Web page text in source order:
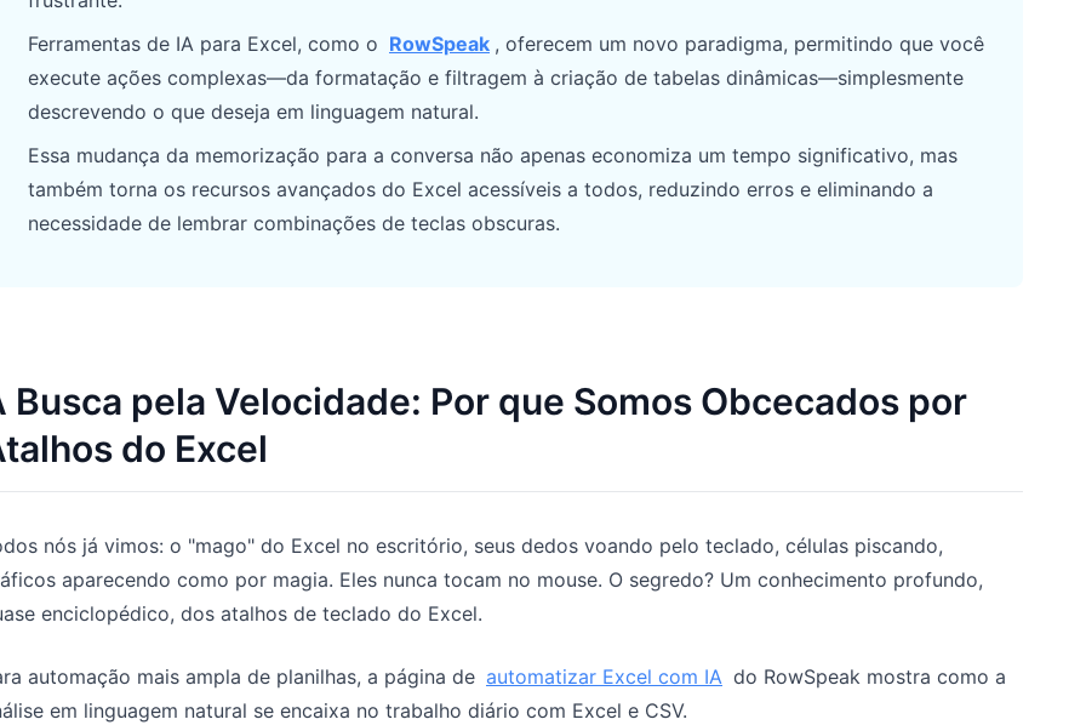
receita.
Projeto
Controle marcos, responsáveis,
entregas e estado.
Análises
limpeza de dados.
Comunidade
Participe das discussões, faça
perguntas e aprenda com outros
utilizadores.
Ferramentas de IA para Excel, como o RowSpeak , oferecem um novo paradigma, permitindo que você
execute ações complexas—da formatação e filtragem à criação de tabelas dinâmicas—simplesmente
descrevendo o que deseja em linguagem natural.
Essa mudança da memorização para a conversa não apenas economiza um tempo significativo, mas
também torna os recursos avançados do Excel acessíveis a todos, reduzindo erros e eliminando a
necessidade de lembrar combinações de teclas obscuras.
Busca pela Velocidade: Por que Somos Obcecados por
do Excel
nós já vimos: o "mago" do Excel no escritório, seus dedos voando pelo teclado, células piscando,
aparecendo como por magia. Eles nunca tocam no mouse. O segredo? Um conhecimento profundo,
enciclopédico, dos atalhos de teclado do Excel.
automação mais ampla de planilhas, a página de automatizar Excel com IA do RowSpeak mostra como a
em linguagem natural se encaixa no trabalho diário com Excel e CSV.